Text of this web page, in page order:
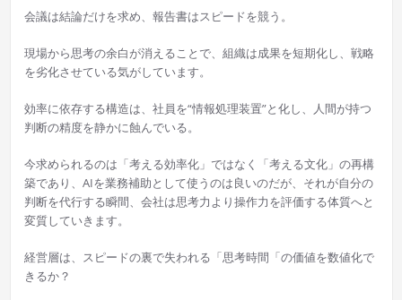
会議は結論だけを求め、報告書はスピードを競う。
現場から思考の余白が消えることで、組織は成果を短期化し、戦略
を劣化させている気がしています。
効率に依存する構造は、社員を“情報処理装置”と化し、人間が持つ
判断の精度を静かに蝕んでいる。
今求められるのは「考える効率化」ではなく「考える文化」の再構
築であり、AIを業務補助として使うのは良いのだが、それが自分の
判断を代行する瞬間、会社は思考力より操作力を評価する体質へと
変質していきます。
経営層は、スピードの裏で失われる「思考時間「の価値を数値化で
きるか？